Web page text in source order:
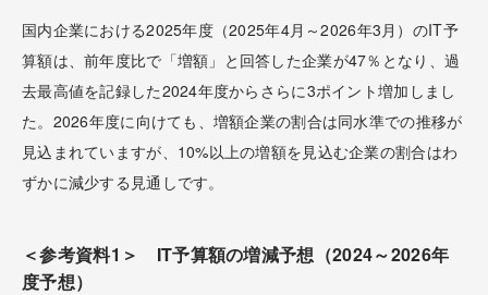
国内企業における2025年度（2025年4月～2026年3月）のIT予
算額は、前年度比で「増額」と回答した企業が47％となり、過
去最高値を記録した2024年度からさらに3ポイント増加しまし
た。2026年度に向けても、増額企業の割合は同水準での推移が
見込まれていますが、10%以上の増額を見込む企業の割合はわ
ずかに減少する見通しです。
＜参考資料1＞ IT予算額の増減予想（2024～2026年
度予想）